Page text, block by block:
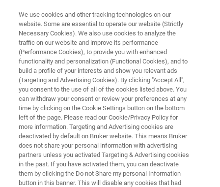
ブルカージャパンオプティクス事業部
ラマン分光計による化学および
医薬品製造工程のモニタリング
オンラインセミナー開催のご案内
2024年12月6日（金）14:00～14:30
We use cookies and other tracking technologies on our
website. Some are essential to operate our website (Strictly
Necessary Cookies). We also use cookies to analyze the
traffic on our website and improve its performance
(Performance Cookies), to provide you with enhanced
functionality and personalization (Functional Cookies), and to
build a profile of your interests and show you relevant ads
(Targeting and Advertising Cookies). By clicking "Accept All",
you consent to the use of all of the cookies listed above. You
can withdraw your consent or review your preferences at any
time by clicking on the Cookie Settings button on the bottom
left of the page. Please read our Cookie/Privacy Policy for
more information. Targeting and Advertising cookies are
deactivated by default on Bruker website. This means Bruker
does not share your personal information with advertising
partners unless you activated Targeting & Advertising cookies
in the past. If you have activated them, you can deactivate
them by clicking the Do not Share my personal Information
button in this banner. This will disable any cookies that had